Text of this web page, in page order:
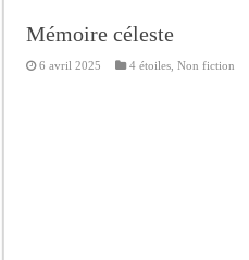
Mémoire céleste
6 avril 2025 4 étoiles ,Non fiction